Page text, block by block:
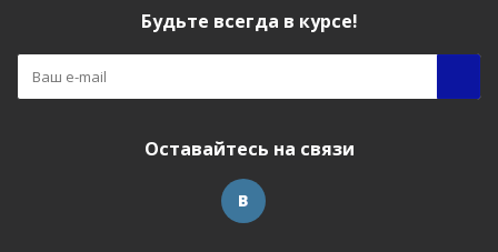
Будьте всегда в курсе!
Оставайтесь на связи